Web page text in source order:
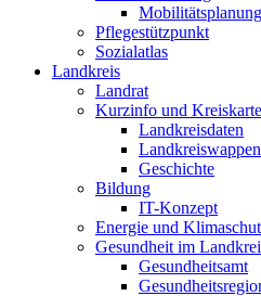
Mobilitätsplanung
Pflegestützpunkt
Sozialatlas
Landkreis
Landrat
Kurzinfo und Kreiskarte
Landkreisdaten
Landkreiswappen
Geschichte
Bildung
IT-Konzept
Energie und
Gesundheit im
Gesundheitsamt